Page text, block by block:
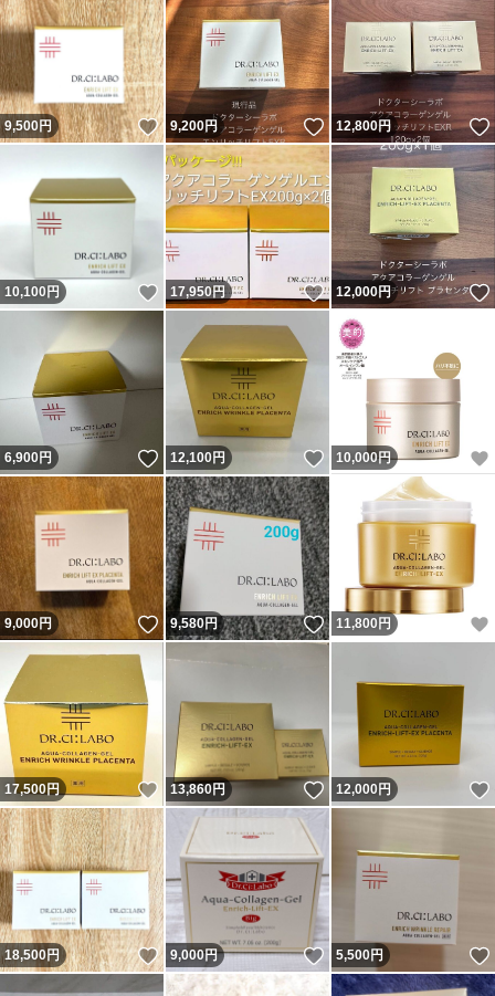
9,500円 いいね！
9,200円 いいね！
12,800円
10,100 円 いいね！
17,950円 いいね！
12,000円
6,900円 いいね！
12,100円 いいね！
10,000円
9,000円 いいね！
9,580円 いいね！
11,800 円
17,500円 いいね！
13,860円 いいね！
12,000円
18,500円 いいね！
9,000円 いいね！
5,500円